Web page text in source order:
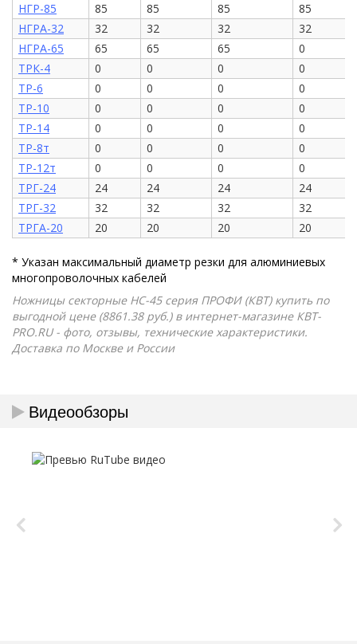
НГР-85 85 85 85
85
НГРА-32
32 32 32
32
НГРА-65
65 65 65
0
ТРК-4
0 0 0
0
ТР-6
0 0 0
0
ТР-10
0 0 0
0
ТР-14
0 0 0
0
ТР-8т
0 0 0
0
ТР-12т
0 0 0
0
ТРГ-24
24 24 24
24
ТРГ-32
32 32 32
32
ТРГА-20
20 20 20 20
* Указан максимальный диаметр резки для алюминиевых
многопроволочных кабелей
Ножницы секторные НС-45 серия ПРОФИ (КВТ) купить по
выгодной цене (8861.38 руб.) в интернет-магазине КВТ-
PRO.RU - фото, отзывы, технические характеристики.
Доставка по Москве и России
Видеообзоры